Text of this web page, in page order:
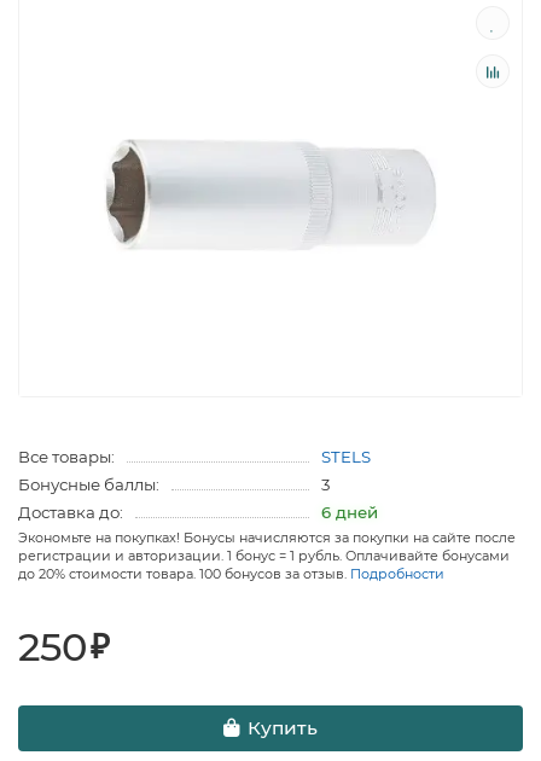
Все товары:
STELS
Бонусные баллы:
3
Доставка до:
6 дней
Экономьте на покупках! Бонусы начисляются за покупки на сайте после
регистрации и авторизации. 1 бонус = 1 рубль. Оплачивайте бонусами
до 20% стоимости товара. 100 бонусов за отзыв. Подробности
250₽
Купить